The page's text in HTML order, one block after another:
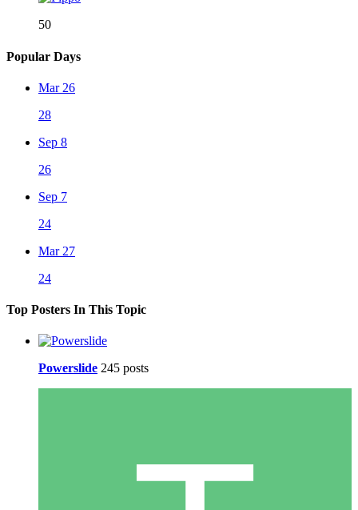
50
Popular Days
Mar 26
28
Sep 8
26
Sep 7
24
Mar 27
24
Top Posters In This Topic
Powerslide 245 posts